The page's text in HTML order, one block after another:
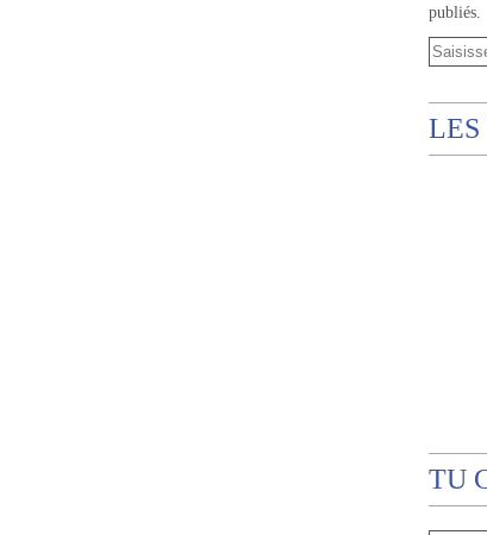
publiés.
LES
TU